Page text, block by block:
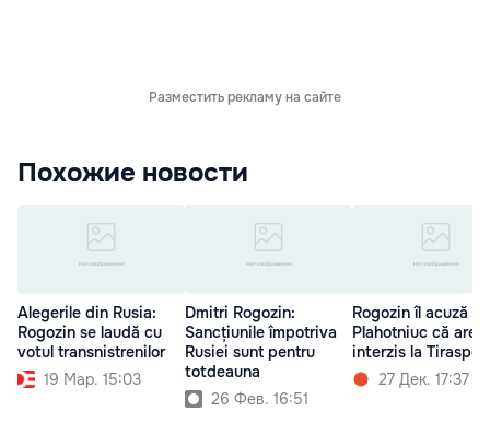
Разместить рекламу на сайте
Похожие новости
Alegerile din Rusia:
Rogozin se laudă cu
votul transnistrenilor
19 Мар. 15:03
Dmitri Rogozin:
Sancțiunile împotriva
Rusiei sunt pentru
totdeauna
26 Фев. 16:51
Rogozin îl acuză pe
Plahotniuc că are
interzis la Tiraspol
27 Дек. 17:37